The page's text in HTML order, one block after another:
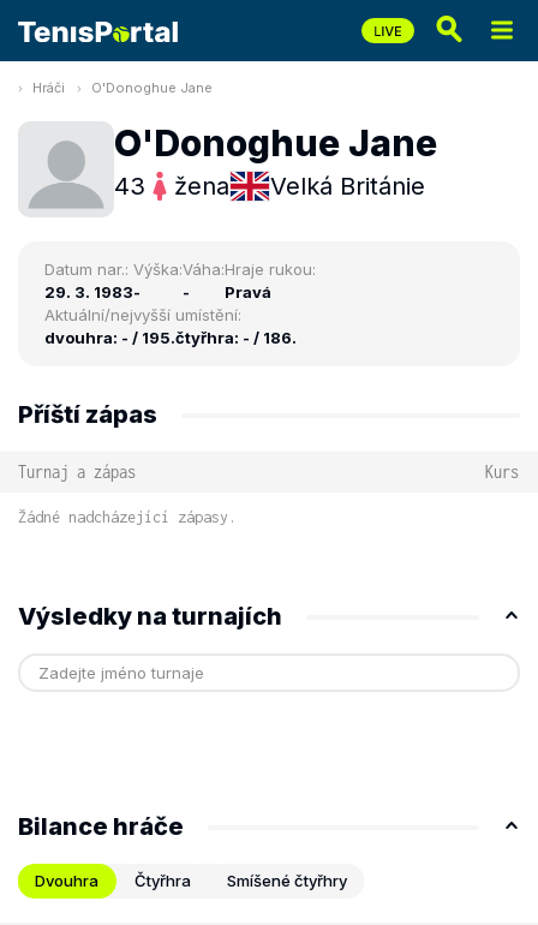
Hráči O'Donoghue Jane
O'Donoghue Jane
43 žena Velká Británie
Datum nar.:
29. 3. 1983
Výška:
-
Váha:
-
Hraje rukou:
Pravá
Aktuální/nejvyšší umístění:
dvouhra: - / 195.čtyřhra: - / 186.
Příští zápas
Turnaj a zápas Kurs
Žádné nadcházející zápasy.
Výsledky na turnajích
Bilance hráče
Dvouhra Čtyřhra Smíšené čtyřhry